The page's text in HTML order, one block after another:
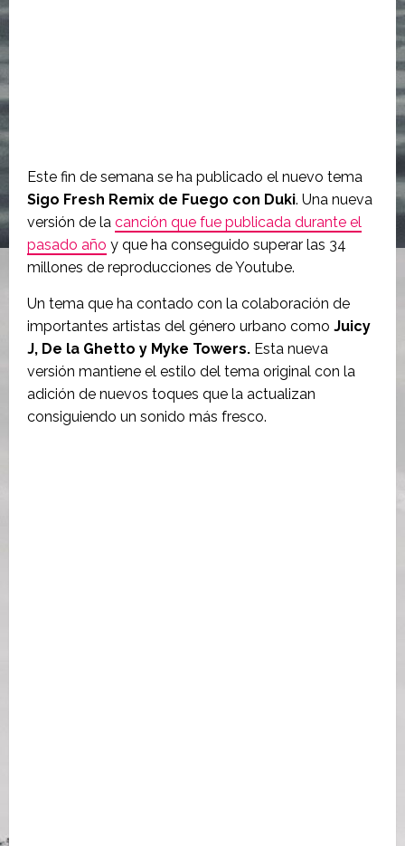
Este fin de semana se ha publicado el nuevo tema
Sigo Fresh Remix de Fuego con Duki. Una nueva
versión de la canción que fue publicada durante el
pasado año y que ha conseguido superar las 34
millones de reproducciones de Youtube.
Un tema que ha contado con la colaboración de
importantes artistas del género urbano como Juicy
J, De la Ghetto y Myke Towers. Esta nueva
versión mantiene el estilo del tema original con la
adición de nuevos toques que la actualizan
consiguiendo un sonido más fresco.